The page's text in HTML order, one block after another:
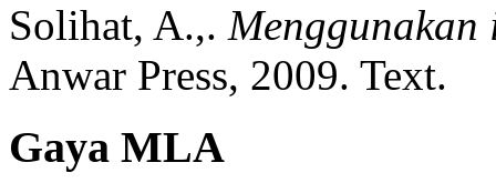
Solihat, A.,. Menggunakan
Anwar Press, 2009. Text.
Gaya MLA